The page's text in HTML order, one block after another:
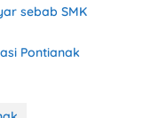
sebab SMK
Pontianak